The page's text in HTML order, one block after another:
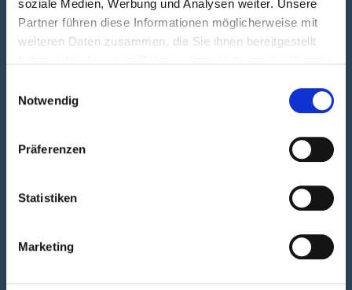
soziale Medien, Werbung und Analysen weiter. Unsere
Partner führen diese Informationen möglicherweise mit
weiteren Daten zusammen, die Sie ihnen bereitgestellt
Notwendig
Präferenzen
Statistiken
Marketing
Social Media
Facebook
Datenschutz
Barrierefreiheit